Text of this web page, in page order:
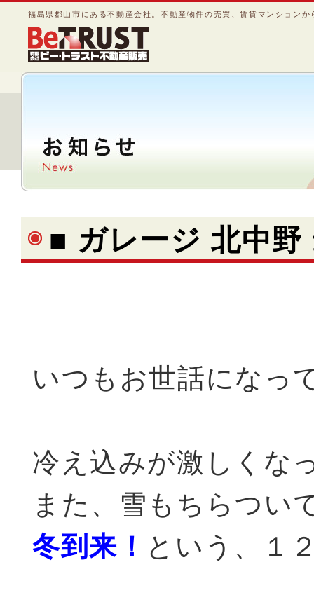
福島県郡山市にある不動産会社。不動産物件の売買、賃貸マンション
■ ガレージ 北中
いつもお世話になっ
冷え込みが激しくな
また、雪もちらつい
冬到来！ という、１